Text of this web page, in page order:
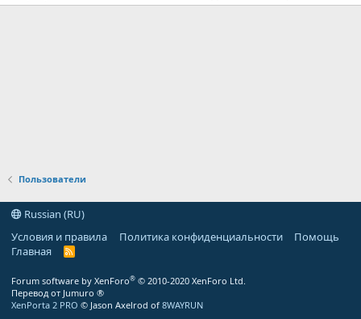
Пользователи
Russian (RU)
Условия и правила
Политика конфиденциальности
Помощь
Главная
R
Forum software by XenForo® © 2010-2020 XenForo Ltd.
Перевод от Jumuro ®
XenPorta 2 PRO © Jason Axelrod of 8WAYRUN